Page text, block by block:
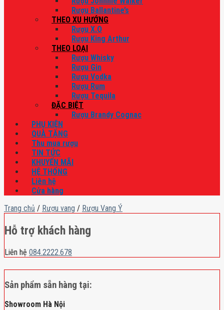
Rượu Ballantine’s
THEO XU HƯỚNG
Rượu X.O
Rượu King Arthur
THEO LOẠI
Rượu Whisky
Rượu Gin
Rượu Vodka
Rượu Rum
Rượu Tequila
ĐẶC BIỆT
Rượu Brandy Cognac
PHỤ KIỆN
QUÀ TẶNG
Thu mua rượu
TIN TỨC
KHUYẾN MÃI
HỆ THỐNG
Liên hệ
Cửa hàng
Trang chủ / Rượu vang / Rượu Vang Ý
Hỗ trợ khách hàng
Liên hệ 084.2222.678
Sản phẩm sẵn hàng tại:
Showroom Hà Nội